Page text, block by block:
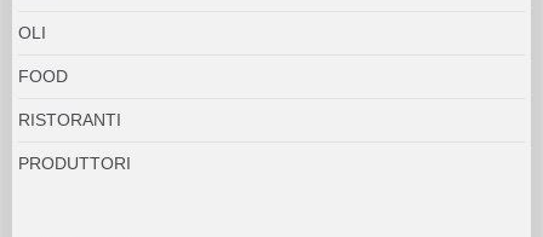
OLI
FOOD
RISTORANTI
PRODUTTORI